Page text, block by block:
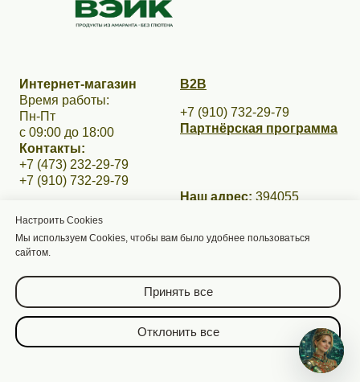
Настроить Cookies
Мы используем Cookies, чтобы вам было удобнее пользоваться
сайтом.
Принять все
Отклонить все
Интернет-магазин
Время работы:
Пн-Пт
с 09:00 до 18:00
Контакты:
+7 (473) 232-29-79
+7 (910) 732-29-79
В2В
+7 (910) 732-29-79
Партнёрская программа
Наш адрес: 394055
Email: